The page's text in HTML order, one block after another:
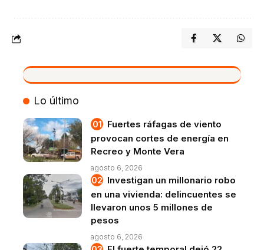
VIVO
Lo último
Fuertes ráfagas de viento
provocan cortes de energía en
Recreo y Monte Vera
agosto 6, 2026
Investigan un millonario robo
en una vivienda: delincuentes se
llevaron unos 5 millones de
pesos
agosto 6, 2026